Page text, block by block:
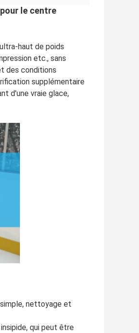
le centre
haut de poids
etc., sans
des conditions
supplémentaire
d'une vraie glace,
nettoyage et
qui peut être